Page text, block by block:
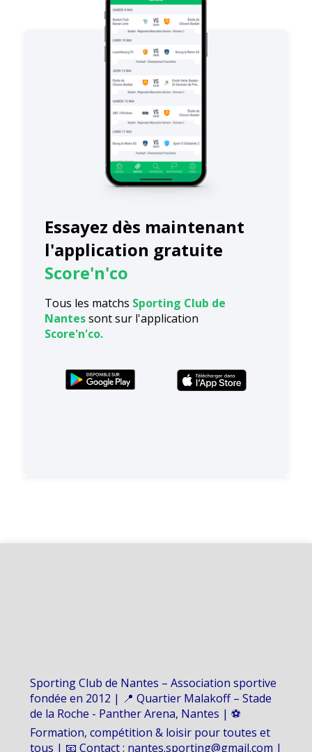
Essayez dès maintenant
l'application gratuite
Score'n'co
Tous les matchs Sporting Club de
Nantessont sur l'application
Score'n'co.
Sporting Club de Nantes – Association sportive
fondée en 2012 | 📍 Quartier Malakoff – Stade
de la Roche - Panther Arena, Nantes | ⚽
Formation, compétition & loisir pour toutes et
tous | 📧 Contact : nantes.sporting@gmail.com |